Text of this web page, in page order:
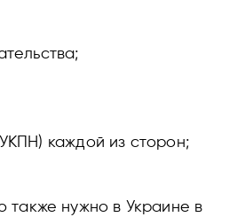
каждой из сторон;
также нужно в Украине в